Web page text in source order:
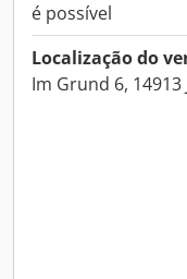
é possível
Localização do
Im Grund 6,